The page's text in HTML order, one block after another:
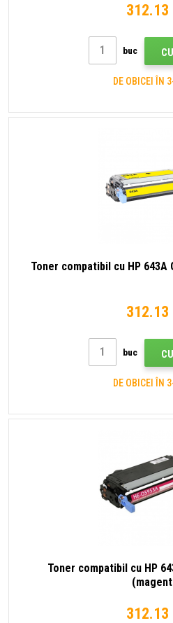
312.13
buc
DE OBICEI ÎN
Toner compatibil cu HP 643A
312.13
buc
DE OBICEI ÎN
Toner compatibil cu HP
312.13